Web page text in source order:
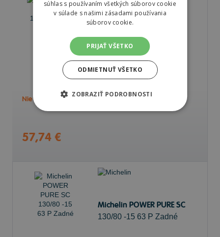
140/60 -13 63 P Zadné
Nie je skladom
57,74 €
Michelin POWER PURE SC
130/80 -15 63 P Zadné
súhlas s používaním všetkých súborov cookie
v súlade s našimi zásadami používania
súborov cookie.
PRIJAŤ VŠETKO
ODMIETNUŤ VŠETKO
ZOBRAZIŤ PODROBNOSTI